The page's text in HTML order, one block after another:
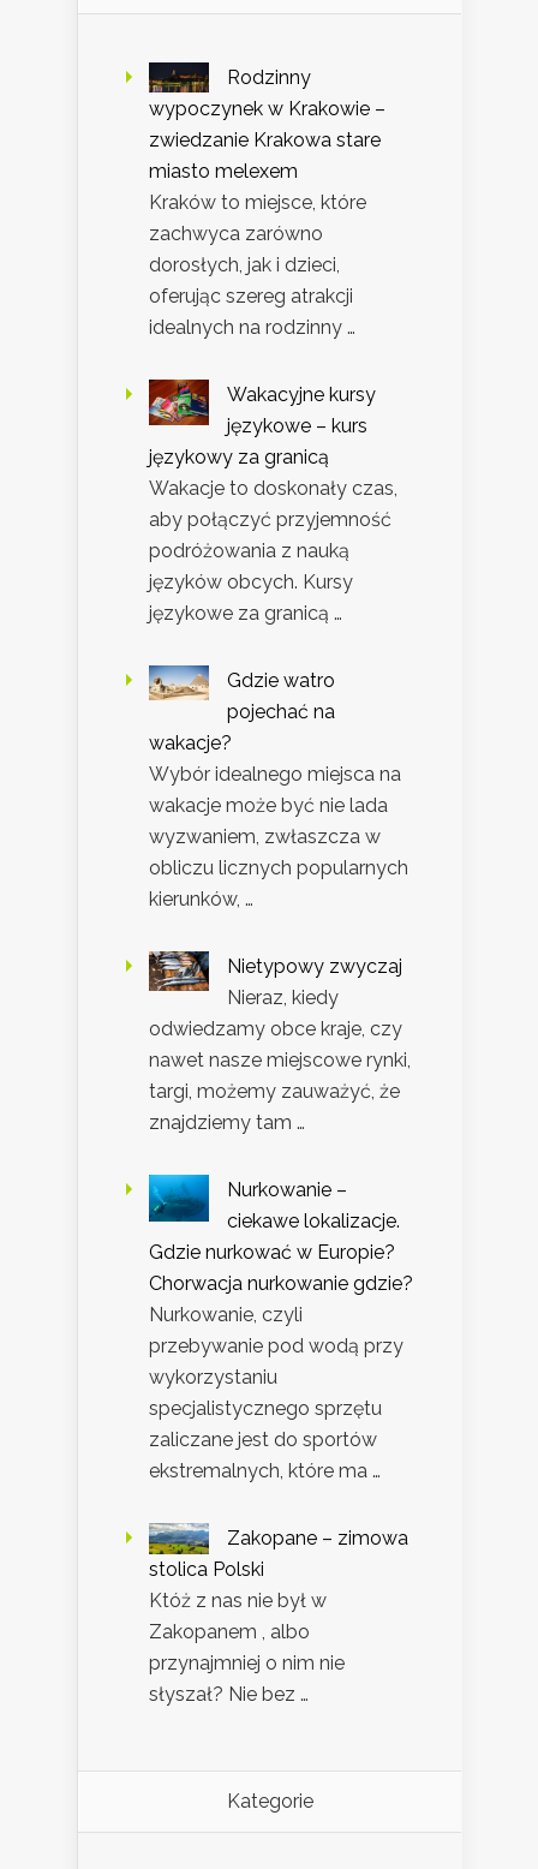
Rodzinny
wypoczynek w Krakowie –
zwiedzanie Krakowa stare
miasto melexem
Kraków to miejsce, które
zachwyca zarówno
dorosłych, jak i dzieci,
oferując szereg atrakcji
idealnych na rodzinny …
Wakacyjne kursy
językowe – kurs
językowy za granicą
Wakacje to doskonały czas,
aby połączyć przyjemność
podróżowania z nauką
języków obcych. Kursy
językowe za granicą …
Gdzie watro
pojechać na
wakacje?
Wybór idealnego miejsca na
wakacje może być nie lada
wyzwaniem, zwłaszcza w
obliczu licznych popularnych
kierunków, …
Nietypowy zwyczaj
Nieraz, kiedy
odwiedzamy obce kraje, czy
nawet nasze miejscowe rynki,
targi, możemy zauważyć, że
znajdziemy tam …
Nurkowanie –
ciekawe lokalizacje.
Gdzie nurkować w Europie?
Chorwacja nurkowanie gdzie?
Nurkowanie, czyli
przebywanie pod wodą przy
wykorzystaniu
specjalistycznego sprzętu
zaliczane jest do sportów
ekstremalnych, które ma …
Zakopane – zimowa
stolica Polski
Któż z nas nie był w
Zakopanem , albo
przynajmniej o nim nie
słyszał? Nie bez …
Kategorie